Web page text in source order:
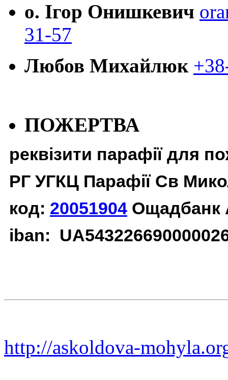
о. Ігор Онишкевич
31-57
Любов Михайлюк
ПОЖЕРТВА
реквізити парафії для
РГ УГКЦ Парафії Св
код: 20051904 Ощадбанк
iban:
http://askoldova-